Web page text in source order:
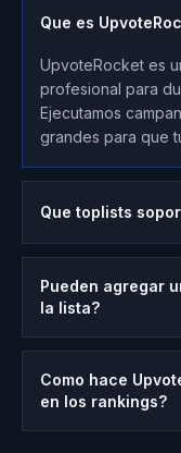
Que es
UpvoteRocket es
profesional para
Ejecutamos
grandes para que
Que toplists
Pueden agregar
la lista?
Como hace
en los rankings?